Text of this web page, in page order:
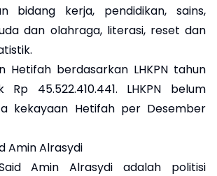
bidang kerja, pendidikan, sains,
dan olahraga, literasi, reset dan
Hetifah berdasarkan LHKPN tahun
Rp 45.522.410.441. LHKPN belum
kekayaan Hetifah per Desember
Amin Alrasydi
Amin Alrasydi adalah politisi